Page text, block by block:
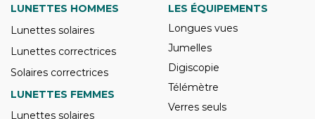
LUNETTES HOMMES
Lunettes solaires
Lunettes correctrices
Solaires correctrices
LUNETTES FEMMES
Lunettes solaires
LES ÉQUIPEMENTS
Longues vues
Jumelles
Digiscopie
Télémètre
Verres seuls